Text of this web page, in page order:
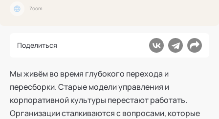
Zoom
Поделиться
Мы живём во время глубокого перехода и
пересборки. Старые модели управления и
корпоративной культуры перестают работать.
Организации сталкиваются с вопросами, которые